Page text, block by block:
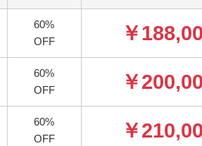
60%
OFF
￥
60%
OFF
￥
60%
OFF
￥